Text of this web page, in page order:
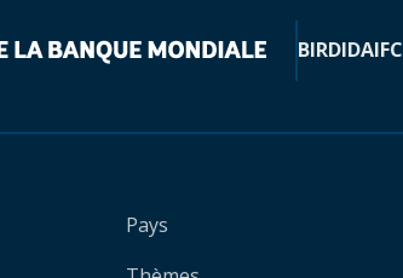
BIRDIDAIFC
Pays